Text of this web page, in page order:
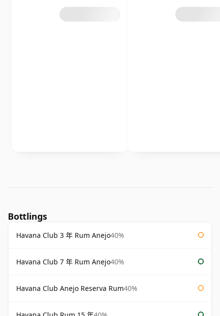
Bottlings
Havana Club 3 年 Rum Anejo40%
Havana Club 7 年 Rum Anejo40%
Havana Club Anejo Reserva Rum40%